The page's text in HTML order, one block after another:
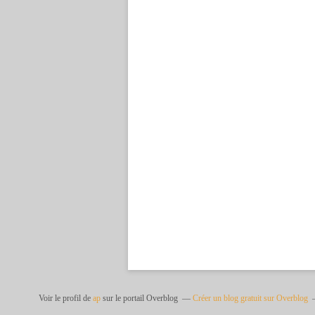
Voir le profil de ap sur le portail Overblog Créer un blog gratuit sur Overblog